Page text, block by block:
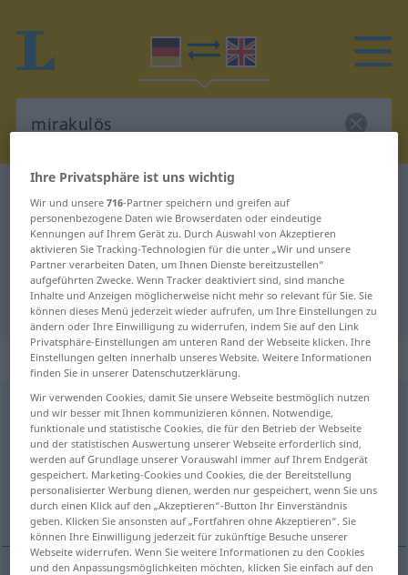
Deutsch-Englisch Übersetzung für
"mirakulös"
"mirakulös" Englisch Übersetzung
„mirakulös“: Adjektiv
mirakulös [mirakuˈløːs]adj OBS
Übersicht aller Übersetzungen
(Für mehr Details die Übersetzung anklicken/antippen)
miraculous
Ihre Privatsphäre ist uns wichtig
Wir und unsere716-Partner speichern und greifen auf
personenbezogene Daten wie Browserdaten oder eindeutige
Kennungen auf Ihrem Gerät zu. Durch Auswahl von Akzeptieren
aktivieren Sie Tracking-Technologien für die unter „Wir und unsere
Partner verarbeiten Daten, um Ihnen Dienste bereitzustellen“
aufgeführten Zwecke. Wenn Tracker deaktiviert sind, sind manche
Inhalte und Anzeigen möglicherweise nicht mehr so relevant für Sie. Sie
können dieses Menü jederzeit wieder aufrufen, um Ihre Einstellungen zu
ändern oder Ihre Einwilligung zu widerrufen, indem Sie auf den Link
Privatsphäre-Einstellungen am unteren Rand der Webseite klicken. Ihre
Einstellungen gelten innerhalb unseres Website. Weitere Informationen
finden Sie in unserer Datenschutzerklärung.
Wir verwenden Cookies, damit Sie unsere Webseite bestmöglich nutzen
und wir besser mit Ihnen kommunizieren können. Notwendige,
funktionale und statistische Cookies, die für den Betrieb der Webseite
und der statistischen Auswertung unserer Webseite erforderlich sind,
werden auf Grundlage unserer Vorauswahl immer auf Ihrem Endgerät
gespeichert. Marketing-Cookies und Cookies, die der Bereitstellung
personalisierter Werbung dienen, werden nur gespeichert, wenn Sie uns
durch einen Klick auf den „Akzeptieren“-Button Ihr Einverständnis
geben. Klicken Sie ansonsten auf „Fortfahren ohne Akzeptieren“. Sie
können Ihre Einwilligung jederzeit für zukünftige Besuche unserer
Webseite widerrufen. Wenn Sie weitere Informationen zu den Cookies
und den Anpassungsmöglichkeiten möchten, klicken Sie einfach auf den